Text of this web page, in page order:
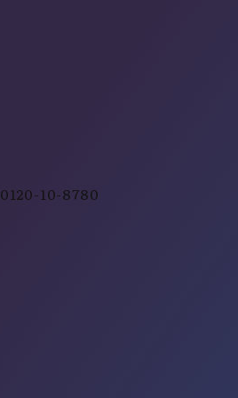
0120-10-8780